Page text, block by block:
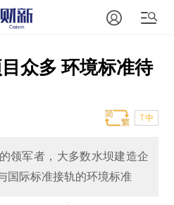
众多 环境标准待
T中
领军者，大多数水坝建造企
国际标准接轨的环境标准